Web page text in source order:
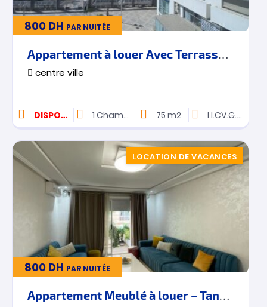
800 DH PAR NUITÉE
Appartement à louer Avec Terrasse – Centre Ville – Tanger
centre ville
DISPONIBLE 1 Chambres 75 m2 LI.CV.G.208
LOCATION DE VACANCES
800 DH PAR NUITÉE
Appartement Meublé à louer – Tanger – Place Mozart – Vacances